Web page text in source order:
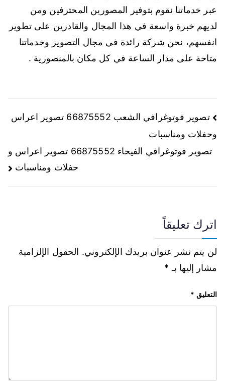
عبر خدماتنا نقوم بتوفير المصورين المحترفين ومن
لديهم خبرة واسعة في هذا المجال والقادرين على تطوير
انفسهم، نحن شركة رائدة في مجال التصوير وخدماتنا
متاحة على مدار الساعة في كل مكان بالمنصورية .
تصوير فوتوغرافي الشعب 66875552 تصوير اعراس
وحفلات ومناسبات
تصوير فوتوغرافي الفيحاء 66875552 تصوير اعراس و
حفلات ومناسبات
اترك تعليقاً
لن يتم نشر عنوان بريدك الإلكتروني. الحقول الإلزامية
مشار إليها بـ *
التعليق *